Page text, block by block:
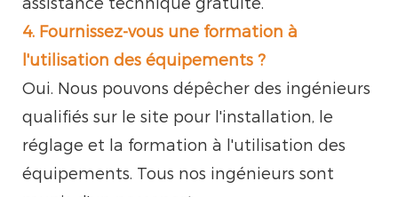
4. Fournissez-vous une formation à
l'utilisation des équipements ?
Oui. Nous pouvons dépêcher des ingénieurs
qualifiés sur le site pour l'installation, le
réglage et la formation à l'utilisation des
équipements. Tous nos ingénieurs sont